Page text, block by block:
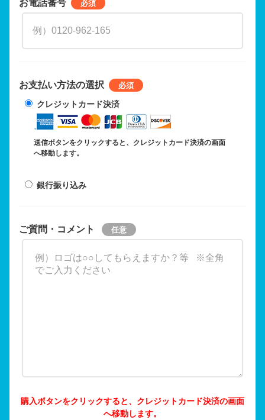
お支払い方法の選択
クレジットカード決済
送信ボタンをクリックすると、クレジットカード決済の画面
へ移動します。
銀行振り込み
ご質問・コメント
購入ボタンをクリックすると、クレジットカード決済の画面
へ移動します。